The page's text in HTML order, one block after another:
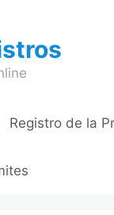
Registro de la